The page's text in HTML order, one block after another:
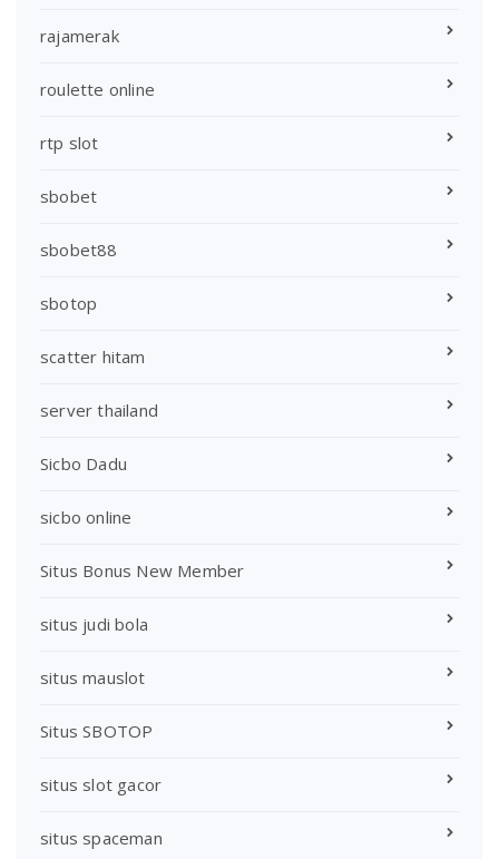
rajamerak
roulette online
rtp slot
sbobet
sbobet88
sbotop
scatter hitam
server thailand
Sicbo Dadu
sicbo online
Situs Bonus New Member
situs judi bola
situs mauslot
Situs SBOTOP
situs slot gacor
situs spaceman